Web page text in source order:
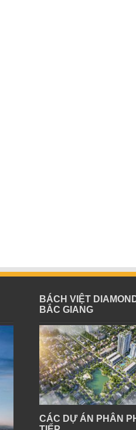
BÁCH VIỆT
BẮC GIANG
CÁC DỰ ÁN PHÂN